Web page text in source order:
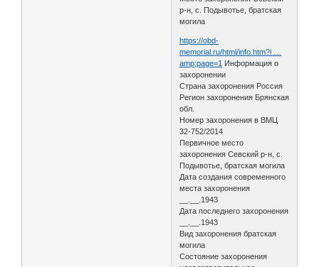
р-н, с. Подывотье, братская
могила
https://obd-
memorial.ru/html/info.htm?i …
amp;page=1 Информация о
захоронении
Страна захоронения Россия
Регион захоронения Брянская
обл.
Номер захоронения в ВМЦ
32-752/2014
Первичное место
захоронения Севский р-н, с.
Подывотье, братская могила
Дата создания современного
места захоронения
__.__.1943
Дата последнего захоронения
__.__.1943
Вид захоронения братская
могила
Состояние захоронения